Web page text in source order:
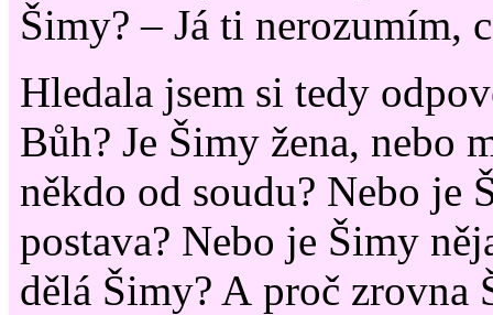
Šimy? – Já ti nerozumím,
Hledala jsem si tedy
Bůh? Je Šimy žena, nebo
někdo od soudu? Nebo je
postava? Nebo je Šimy
dělá Šimy? A proč zrovna